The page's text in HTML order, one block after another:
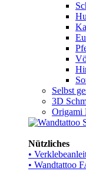
Selbst
3D
Origami
Nützliches
•
• Wandtattoo